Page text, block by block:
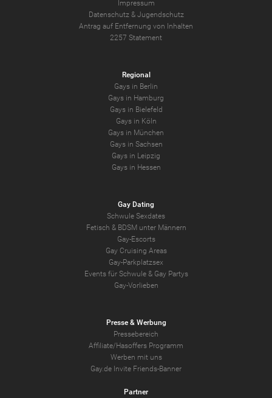
Impressum
Datenschutz& Jugendschutz
Antrag auf Entfernung von Inhalten
2257 Statement
Regional
Gays in Berlin
Gays in Hamburg
Gays in Bielefeld
Gays in Köln
Gays in München
Gays in Sachsen
Gays in Leipzig
Gays in Hessen
Gay Dating
Schwule Sexdates
Fetisch & BDSM unter Männern
Gay-Escorts
Gay Cruising Areas
Gay-Parkplatzsex
Events für Schwule & Gay Partys
Gay-Vorlieben
Presse & Werbung
Pressebereich
Affiliate/Hasoffers Programm
Werben mit uns
Gay.de Invite Friends-Banner
Partner